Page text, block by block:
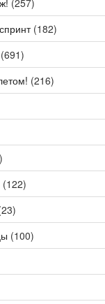
(257)
(182)
(216)
(122)
(100)